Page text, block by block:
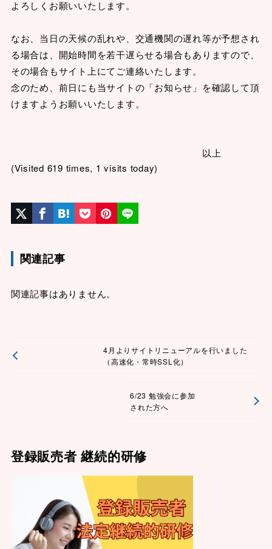
よろしくお願いいたします。
なお、当日の天候の乱れや、交通機関の遅れ等が予想され
る場合は、開始時間を若干遅らせる場合もありますので、
その場合もサイト上にてご連絡いたします。
念のため、前日にも当サイトの「お知らせ」を確認して頂
けますようお願いいたします。
以上
(Visited 619 times, 1 visits today)
関連記事
関連記事はありません。
4月よりサイトリニューアルを行いました
（高速化・常時SSL化）
6/23 勉強会に参加
された方へ
登録販売者 継続的研修